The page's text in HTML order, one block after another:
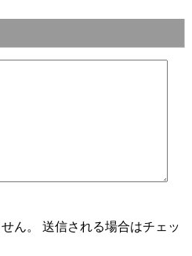
ん。 送信される場合はチェッ